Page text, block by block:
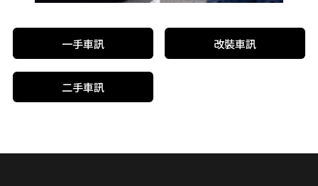
一手車訊 改裝車訊
二手車訊